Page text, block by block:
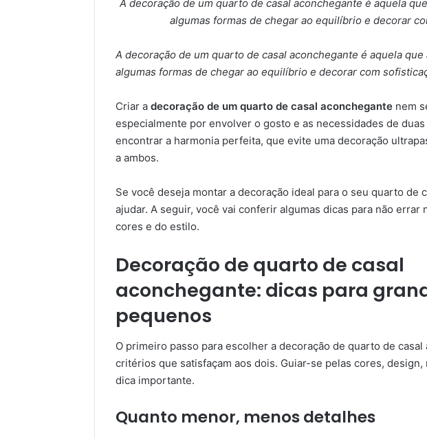
A decoração de um quarto de casal aconchegante é aquela
algumas formas de chegar ao equilíbrio e decorar
A decoração de um quarto de casal aconchegante é aquela
algumas formas de chegar ao equilíbrio e decorar com
Criar a decoração de um quarto de casal aconchegante nem
especialmente por envolver o gosto e as necessidades de
encontrar a harmonia perfeita, que evite uma decoração
a ambos.
Se você deseja montar a decoração ideal para o seu quarto de
ajudar. A seguir, você vai conferir algumas dicas para não errar
cores e do estilo.
Decoração de quarto de casal
aconchegante: dicas para
pequenos
O primeiro passo para escolher a decoração de quarto de
critérios que satisfaçam aos dois. Guiar-se pelas cores,
dica importante.
Quanto menor, menos detalhes